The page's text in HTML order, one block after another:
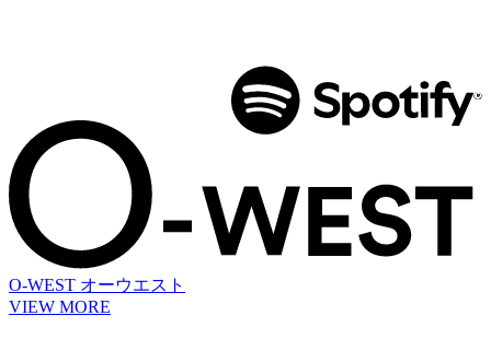
O-WEST オーウエスト
VIEW MORE